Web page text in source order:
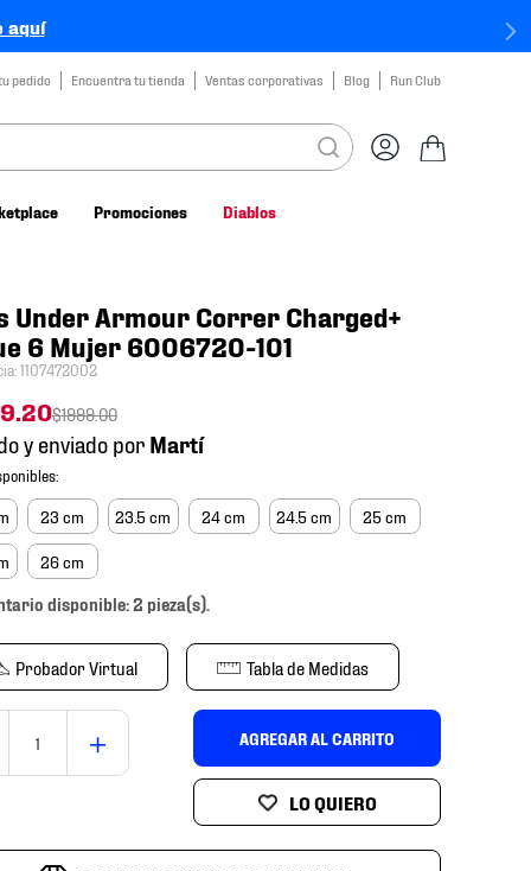
aquí
pedido Encuentra tu tienda Ventas corporativas Blog Run Club
Promociones Diablos
Under Armour Correr Charged+
6 Mujer 6006720-101
:1107472002
.20$1999.00
y enviado por
23 cm 23.5 cm 24 cm 24.5 cm 25 cm
26 cm
disponible: 2 pieza(s).
Probador Virtual Tabla de Medidas
＋ AGREGAR AL CARRITO